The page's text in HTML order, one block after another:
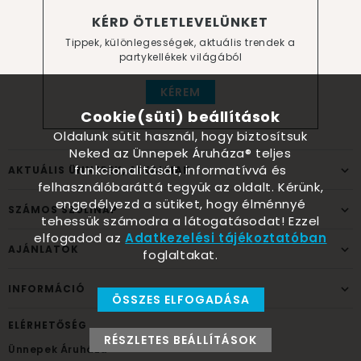
KÉRD ÖTLETLEVELÜNKET
Tippek, különlegességek, aktuális trendek a
partykellékek világából
KÉREM
AKTUÁLIS ÜNNEPEK, ALKALMAK
SZÁMOS SZÜLINAP
AJÁNLATOK
INFORMÁCIÓ
ELÉRHETŐSÉG
Ünnepek Áruháza
Cookie(süti) beállítások
Oldalunk sütit használ, hogy biztosítsuk
Neked az Ünnepek Áruháza® teljes
funkcionalitását, informatívvá és
felhasználóbaráttá tegyük az oldalt. Kérünk,
engedélyezd a sütiket, hogy élménnyé
tehessük számodra a látogatásodat! Ezzel
elfogadod azAdatkezelési tájékoztatóban
foglaltakat.
ÖSSZES ELFOGADÁSA
RÉSZLETES BEÁLLÍTÁSOK